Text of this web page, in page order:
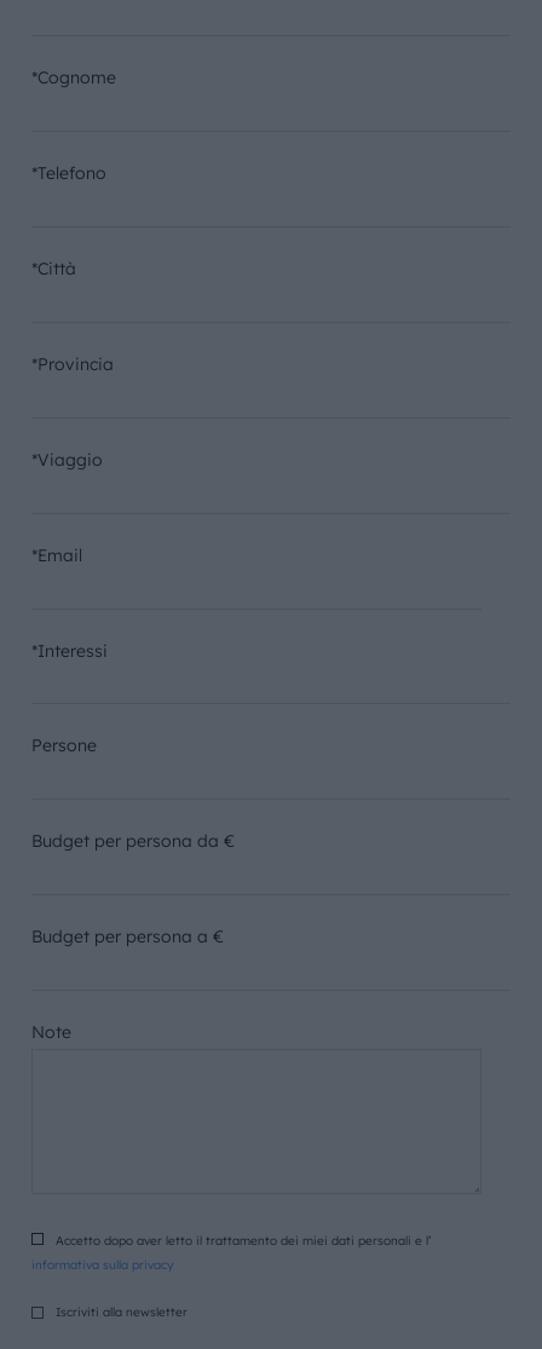
*Cognome
*Telefono
*Città
*Provincia
*Viaggio
*Email
*Interessi
Persone
Budget per persona da €
Budget per persona a €
Note
Accetto dopo aver letto il trattamento dei miei dati personali e l’
informativa sulla privacy
Iscriviti alla newsletter